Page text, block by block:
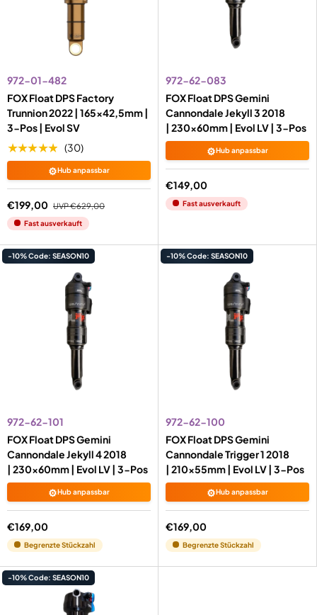
972-01-482
FOX Float DPS Factory
Trunnion 2022 | 165x42,5mm |
3-Pos | Evol SV
★★★★★ (30)
⚙️Hub anpassbar
€199,00 UVP€629,00
Fast ausverkauft
972-62-083
FOX Float DPS Gemini
Cannondale Jekyll 3 2018
| 230x60mm | Evol LV | 3-Pos
⚙️Hub anpassbar
€149,00
Fast ausverkauft
-10% Code: SEASON10
972-62-101
FOX Float DPS Gemini
Cannondale Jekyll 4 2018
| 230x60mm | Evol LV | 3-Pos
⚙️Hub anpassbar
€169,00
Begrenzte Stückzahl
-10% Code: SEASON10
972-62-100
FOX Float DPS Gemini
Cannondale Trigger 1 2018
| 210x55mm | Evol LV | 3-Pos
⚙️Hub anpassbar
€169,00
Begrenzte Stückzahl
-10% Code: SEASON10